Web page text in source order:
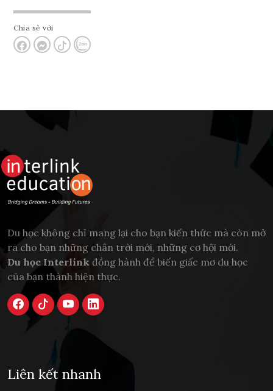
Chia sẻ với
Du học không chỉ mang lại cho bạn kiến thức mà còn mở
ra cho bạn những chân trời mới, những cơ hội mới.
Du học Interlink đồng hành để biến giấc mơ du học
của bạn thành hiện thực.
Liên kết nhanh